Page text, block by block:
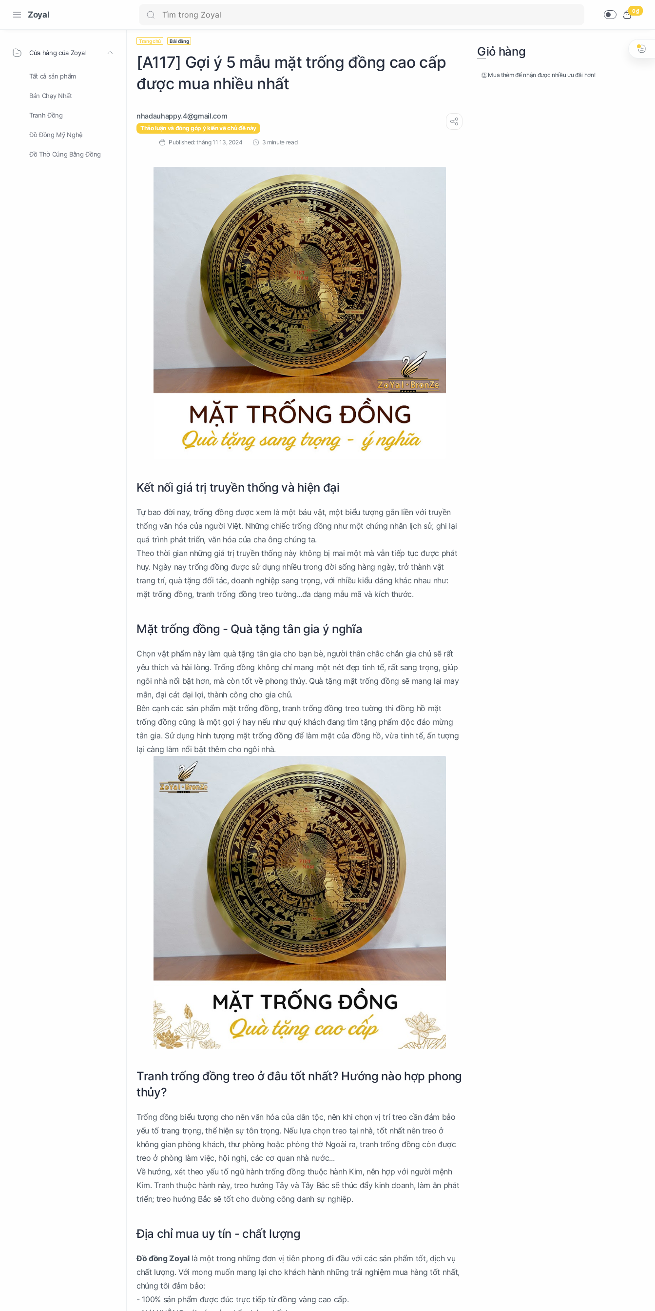
Zoyal 0 ₫
Cửa hàng của Zoyal
Tất cả sản phẩm
Bán Chạy Nhất
Tranh Đồng
Đồ Đồng Mỹ Nghệ
Đồ Thờ Cúng Bằng Đồng
Trang chủ Bài đăng
[A117] Gợi ý 5 mẫu mặt trống đồng cao cấp
được mua nhiều nhất
Thảo luận và đóng góp ý kiến về chủ đề này
3 minute read
Kết nối giá trị truyền thống và hiện đại
Tự bao đời nay, trống đồng được xem là một báu vật, một biểu tượng gắn liền với truyền
thống văn hóa của người Việt. Những chiếc trống đồng như một chứng nhân lịch sử, ghi lại
quá trình phát triển, văn hóa của cha ông chúng ta.
Theo thời gian những giá trị truyền thống này không bị mai một mà vẫn tiếp tục được phát
huy. Ngày nay trống đồng được sử dụng nhiều trong đời sống hàng ngày, trở thành vật
trang trí, quà tặng đối tác, doanh nghiệp sang trọng, với nhiều kiểu dáng khác nhau như:
mặt trống đồng, tranh trống đồng treo tường...đa dạng mẫu mã và kích thước.
Mặt trống đồng - Quà tặng tân gia ý nghĩa
Chọn vật phẩm này làm quà tặng tân gia cho bạn bè, người thân chắc chắn gia chủ sẽ rất
yêu thích và hài lòng. Trống đồng không chỉ mang một nét đẹp tinh tế, rất sang trọng, giúp
ngôi nhà nổi bật hơn, mà còn tốt về phong thủy. Quà tặng mặt trống đồng sẽ mang lại may
mắn, đại cát đại lợi, thành công cho gia chủ.
Bên cạnh các sản phẩm mặt trống đồng, tranh trống đồng treo tường thì đồng hồ mặt
trống đồng cũng là một gợi ý hay nếu như quý khách đang tìm tặng phẩm độc đáo mừng
tân gia. Sử dụng hình tượng mặt trống đồng để làm mặt của đồng hồ, vừa tinh tế, ấn tượng
lại càng làm nổi bật thêm cho ngôi nhà.
Tranh trống đồng treo ở đâu tốt nhất? Hướng nào hợp phong
thủy?
Trống đồng biểu tượng cho nên văn hóa của dân tộc, nên khi chọn vị trí treo cần đảm bảo
yếu tố trang trọng, thể hiện sự tôn trọng. Nếu lựa chọn treo tại nhà, tốt nhất nên treo ở
không gian phòng khách, thư phòng hoặc phòng thờ Ngoài ra, tranh trống đồng còn được
treo ở phòng làm việc, hội nghị, các cơ quan nhà nước...
Về hướng, xét theo yếu tố ngũ hành trống đồng thuộc hành Kim, nên hợp với người mệnh
Kim. Tranh thuộc hành này, treo hướng Tây và Tây Bắc sẽ thúc đẩy kinh doanh, làm ăn phát
triển; treo hướng Bắc sẽ tốt cho đường công danh sự nghiệp.
Địa chỉ mua uy tín - chất lượng
Đồ đồng Zoyallà một trong những đơn vị tiên phong đi đầu với các sản phẩm tốt, dịch vụ
chất lượng. Với mong muốn mang lại cho khách hành những trải nghiệm mua hàng tốt nhất,
chúng tôi đảm bảo:
- 100% sản phẩm được đúc trực tiếp từ đồng vàng cao cấp.
Giỏ hàng
👏 Mua thêm để nhận được nhiều ưu đãi hơn!